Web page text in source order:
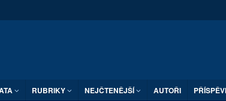
RUBRIKY NEJČTENĚJŠÍ AUTOŘI